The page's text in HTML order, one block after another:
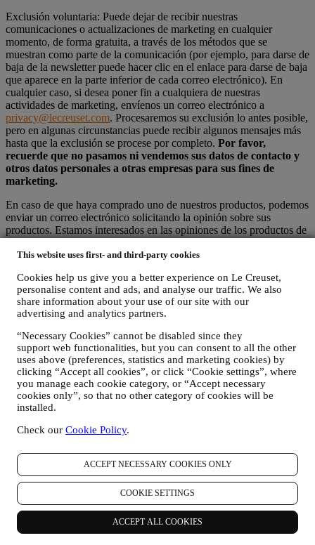
This website uses first- and third-party cookies
Cookies help us give you a better experience on Le Creuset,
personalise content and ads, and analyse our traffic. We also
share information about your use of our site with our
advertising and analytics partners.
“Necessary Cookies” cannot be disabled since they
support web functionalities, but you can consent to all the other
uses above (preferences, statistics and marketing cookies) by
clicking “Accept all cookies”, or click “Cookie settings”, where
you manage each cookie category, or “Accept necessary
cookies only”, so that no other category of cookies will be
installed.
Check our Cookie Policy.
ACCEPT NECESSARY COOKIES ONLY
COOKIE SETTINGS
ACCEPT ALL COOKIES
Exclusión voluntaria: Puede dejar de recibir nuestras
comunicaciones o actualizaciones de marketing en cualquier
momento, de forma gratuita, a través de los métodos que se
muestran como parte de la comunicación (por ejemplo, para darse de
baja de la newsletter puede hacer clic en el enlace para darse de baja
que aparece en la parte inferior de cada correo electrónico). En
cualquier caso, si desea poner fin a cualquiera de nuestras
actividades de marketing, envíenos un correo electrónico a
privacy@lecreuset.com. Procesaremos su exclusión lo antes posible,
pero en algunas circunstancias puede recibir algunos mensajes más
hasta que la exclusión se procese por completo. Por favor,
recuerde que no pasamos ni vendemos sus datos de contacto y
otros datos personales a otras empresas para sus fines de
marketing.
En caso de que haya comprado uno de nuestros productos, podemos
enviar un correo electrónico solicitando la opinión sobre sus
productos. Estamos interesados en las opiniones de los productos de
mejorar constantemente nuestros productos y servicios. Al final del
del producto. La opinión no es obligatoria, y usted es libre de
enviarla o no.
REORIENTACIÓN / ADAPTACIÓN DE NUESTRAS
OFERTAS Y MEJORA DE LA EXPERIENCIA DEL
CLIENTE Nos gustaría utilizar sus datos para adaptar
nuestros servicios y ofertas a sus necesidades y preferencias
para proporcionarle una experiencia de cliente personalizada
de Le Creuset. Lo haremos analizando sus hábitos o intereses,
por ejemplo, en relación con los productos más vistos, su
interacción con nosotros en las redes sociales, qué páginas de
usted. Lo hacemos principalmente a través de cookies y
los correos electrónicos), también en combinación con sus
datos y preferencias recogidos una vez que se suscribe a
nuestras comunicaciones de marketing personalizadas.
Utilizaremos esta información para gestionar nuestra
publicidad en otros sitios, conceder acceso a contenidos
específicos, adaptar los contenidos o las ofertas que ve en el
Sitio web o, si ha dado su consentimiento para suscribirse a